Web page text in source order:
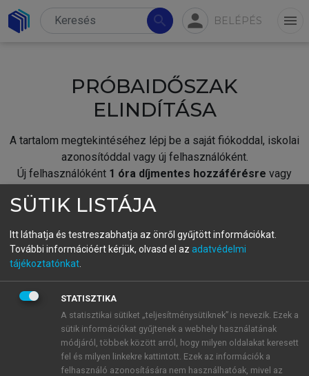
search person BELÉPÉS menu
PRÓBAIDŐSZAK
ELINDÍTÁSA
A tartalom megtekintéséhez lépj be a saját fiókoddal, iskolai
azonosítóddal vagy új felhasználóként.
Új felhasználóként 1 óra díjmentes hozzáférésre vagy
fiókoddal,vagy hozz létre új fiókot.
A regisztráció után apróbaidőszakautomatikusan
BELÉPÉS SAJÁT FIÓKKAL
ÚJ FIÓK LÉTREHOZÁSA
1 óra díjmentes hozzáférés
SÜTIK LISTÁJA
Itt láthatja és testreszabhatja az önről gyűjtött információkat.
További információért kérjük, olvasd el az adatvédelmi
tájékoztatónkat
STATISZTIKA
A statisztikai sütiket „teljesítménysütiknek” is nevezik. Ezek a
sütik információkat gyűjtenek a webhely használatának
módjáról, többek között arról, hogy milyen oldalakat keresett
fel és milyen linkekre kattintott. Ezek az információk a
felhasználó azonosítására nem használhatóak, mivel az